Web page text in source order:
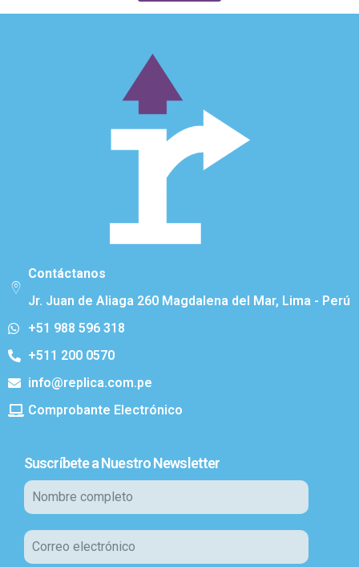
Contáctanos
Jr. Juan de Aliaga 260 Magdalena del Mar, Lima - Perú
+51 988 596 318
+511 200 0570
info@replica.com.pe
Comprobante Electrónico
Suscríbete a Nuestro Newsletter